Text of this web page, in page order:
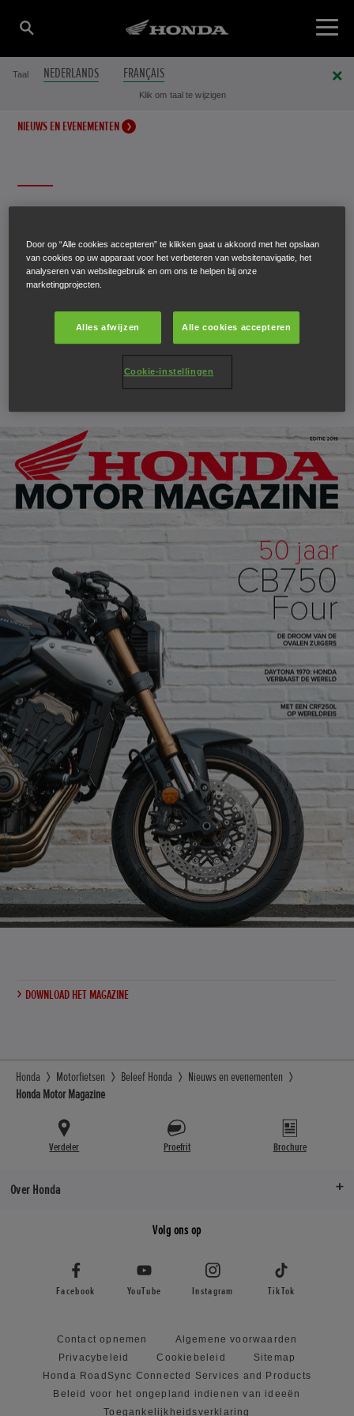
Taal NEDERLANDS FRANÇAIS
Klik om taal te wijzigen
NIEUWS EN EVENEMENTEN
HET ‘PAPIEREN’ HONDA
MOTOR MAGAZINE!
Het Honda Motor Magazine is nu ook uitgegeven als
glossy en is verkrijgbaar bij uw dealer of, hier, als PDF-
download.
DOWNLOAD HET MAGAZINE
Honda Motorfietsen Beleef Honda
Nieuws en evenementen
Honda Motor Magazine
Verdeler Proefrit Brochure
Over Honda
Volg ons op
Facebook YouTube Instagram TikTok
Contact opnemen
Algemene voorwaarden
Privacybeleid
Cookiebeleid
Sitemap
Honda RoadSync Connected Services and Products
Beleid voor het ongepland indienen van ideeën
Toegankelijkheidsverklaring
Door op “Alle cookies accepteren” te klikken gaat u akkoord met het opslaan
van cookies op uw apparaat voor het verbeteren van websitenavigatie, het
analyseren van websitegebruik en om ons te helpen bij onze
marketingprojecten.
Alles afwijzen Alle cookies accepteren
Cookie-instellingen